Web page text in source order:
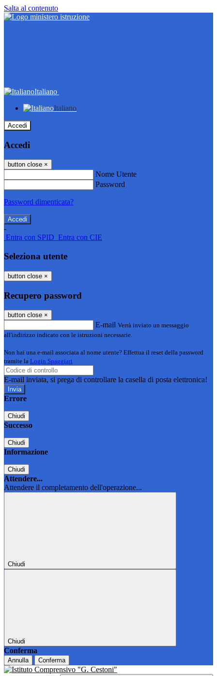
Salta al contenuto
Italiano
Italiano
Accedi
Accedi
button close ×
Nome Utente
Password
Password dimenticata?
-
Entra con SPID Entra con CIE
Seleziona utente
button close ×
Recupero password
button close ×
E-mail Verrà inviato un messaggio
all'indirizzo indicato con le istruzioni necessarie.
Non hai una e-mail associata al nome utente? Effettua il reset della password
tramite la Login Spaggiari
E-mail inviata, si prega di controllare la casella di posta elettronica!
Errore
Chiudi
Successo
Chiudi
Informazione
Chiudi
Attendere...
Attendere il completamento dell'operazione...
Chiudi
Chiudi
Conferma
Annulla Conferma